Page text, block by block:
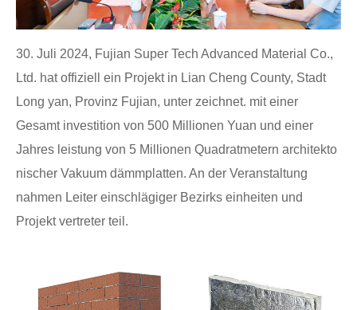
30. Juli 2024, Fujian Super Tech Advanced Material Co.,
Ltd. hat offiziell ein Projekt in Lian Cheng County, Stadt
Long yan, Provinz Fujian, unter zeichnet. mit einer
Gesamt investition von 500 Millionen Yuan und einer
Jahres leistung von 5 Millionen Quadratmetern architekto
nischer Vakuum dämmplatten. An der Veranstaltung
nahmen Leiter einschlägiger Bezirks einheiten und
Projekt vertreter teil.